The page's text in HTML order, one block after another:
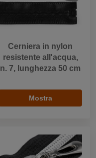
Cerniera in nylon
resistente all'acqua,
n. 7, lunghezza 50 cm
Mostra